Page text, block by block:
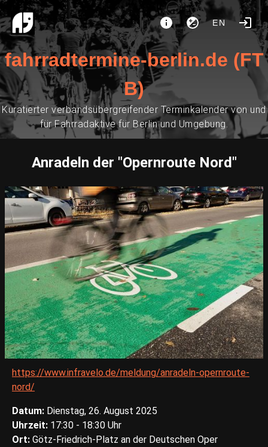
EN
fahrradtermine-berlin.de (FT
B)
Kuratierter verbandsübergreifender Terminkalender von und
für Fahrradaktive für Berlin und Umgebung.
Anradeln der "Opernroute Nord"
https://www.infravelo.de/meldung/anradeln-opernroute-
nord/
Datum: Dienstag, 26. August 2025
Uhrzeit: 17:30 - 18:30 Uhr
Ort: Götz-Friedrich-Platz an der Deutschen Oper